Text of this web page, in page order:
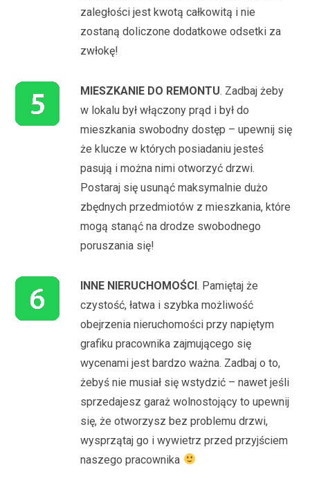
zaległości jest kwotą całkowitą i nie
zostaną doliczone dodatkowe odsetki za
zwłokę!
MIESZKANIE DO REMONTU. Zadbaj żeby
w lokalu był włączony prąd i był do
mieszkania swobodny dostęp – upewnij się
że klucze w których posiadaniu jesteś
pasują i można nimi otworzyć drzwi.
Postaraj się usunąć maksymalnie dużo
zbędnych przedmiotów z mieszkania, które
mogą stanąć na drodze swobodnego
poruszania się!
INNE NIERUCHOMOŚCI. Pamiętaj że
czystość, łatwa i szybka możliwość
obejrzenia nieruchomości przy napiętym
grafiku pracownika zajmującego się
wycenami jest bardzo ważna. Zadbaj o to,
żebyś nie musiał się wstydzić – nawet jeśli
sprzedajesz garaż wolnostojący to upewnij
się, że otworzysz bez problemu drzwi,
wysprzątaj go i wywietrz przed przyjściem
naszego pracownika